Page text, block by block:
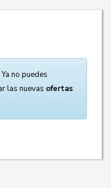
no puedes
las nuevas ofertas